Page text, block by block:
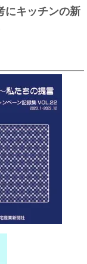
にキッチンの新